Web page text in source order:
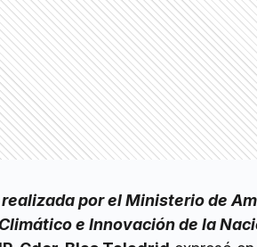
por el Ministerio de
e Innovación de la